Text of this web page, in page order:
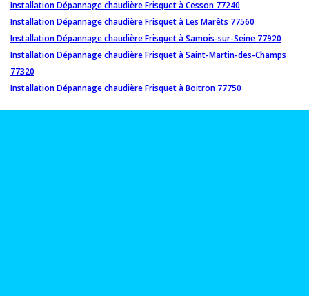
Installation Dépannage chaudière Frisquet à Cesson 77240
Installation Dépannage chaudière Frisquet à Les Marêts 77560
Installation Dépannage chaudière Frisquet à Samois-sur-Seine 77920
Installation Dépannage chaudière Frisquet à Saint-Martin-des-Champs
77320
Installation Dépannage chaudière Frisquet à Boitron 77750